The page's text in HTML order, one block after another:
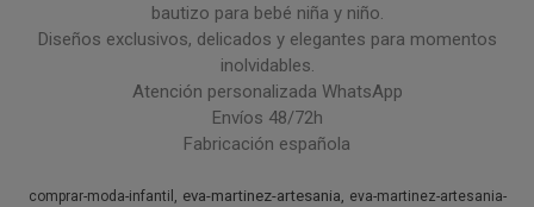
bautizo para bebé niña y niño.
Diseños exclusivos, delicados y elegantes para momentos
inolvidables.
Atención personalizada WhatsApp
Envíos 48/72h
Fabricación española
comprar-moda-infantil eva-martinez-artesania
eva-martinez-artesania-